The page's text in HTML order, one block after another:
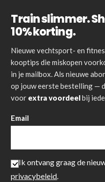
Train slimmer.
10% korting.
Nieuwe vechtsport- en
kooptips die miskopen
in je mailbox. Als nieuwe
op jouw eerste bestelling —
voor extra voordeelbij
Email
Ik ontvang graag de
privacybeleid.